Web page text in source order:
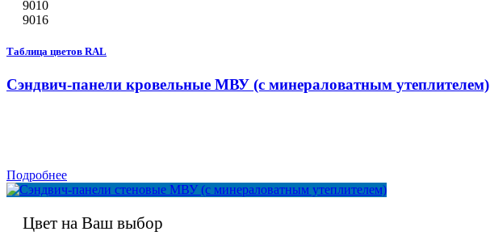
9010
9016
Таблица цветов RAL
Сэндвич-панели кровельные МВУ (с минераловатным утеплителем)
Подробнее
Цвет на Ваш выбор